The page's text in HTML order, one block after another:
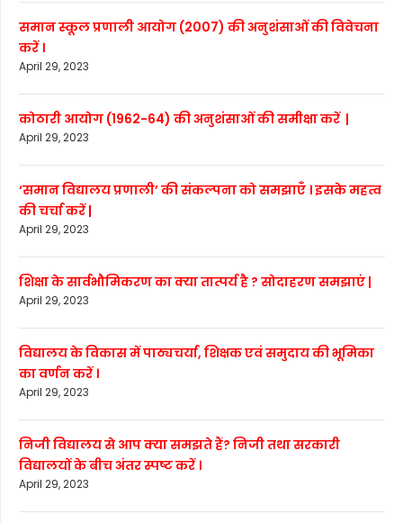
समान स्कूल प्रणाली आयोग (2007) की अनुशंसाओं की विवेचना
करें ।
April 29, 2023
कोठारी आयोग (1962-64) की अनुशंसाओं की समीक्षा करें |
April 29, 2023
‘समान विद्यालय प्रणाली’ की संकल्पना को समझाएँ । इसके महत्व
की चर्चा करें |
April 29, 2023
शिक्षा के सार्वभौमिकरण का क्या तात्पर्य है ? सोदाहरण समझाएं |
April 29, 2023
विद्यालय के विकास में पाठ्यचर्या, शिक्षक एवं समुदाय की भूमिका
का वर्णन करें ।
April 29, 2023
निजी विद्यालय से आप क्या समझते हैं? निजी तथा सरकारी
विद्यालयों के बीच अंतर स्पष्ट करें ।
April 29, 2023